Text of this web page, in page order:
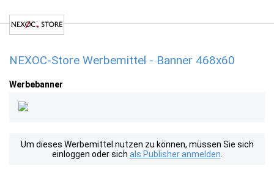
NEXOC-Store Werbemittel - Banner 468x60
Werbebanner
Um dieses Werbemittel nutzen zu können, müssen Sie sich
einloggen oder sich als Publisher anmelden